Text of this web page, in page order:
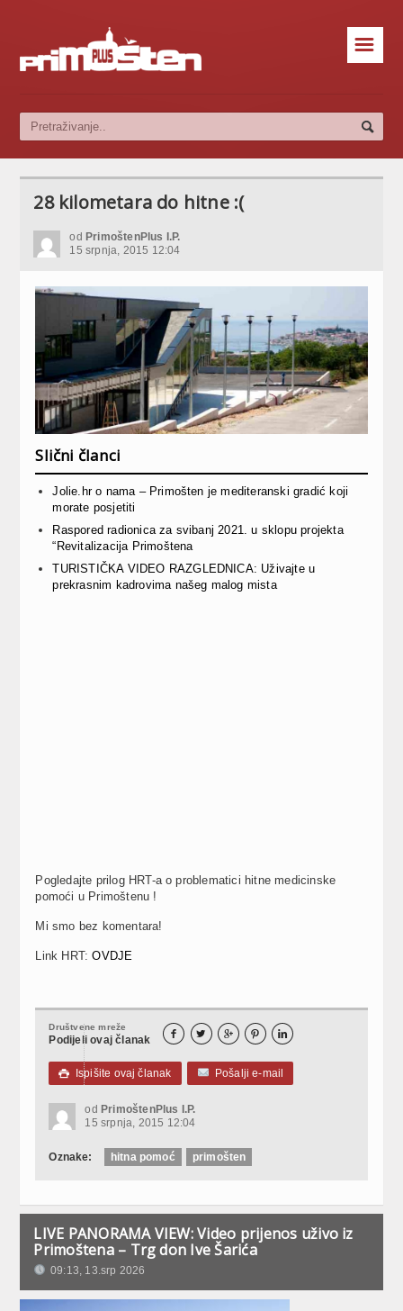
☰
28 kilometara do hitne :(
od PrimoštenPlus I.P.
15 srpnja, 2015 12:04
Slični članci
Jolie.hr o nama – Primošten je mediteranski gradić koji
morate posjetiti
Raspored radionica za svibanj 2021. u sklopu projekta
“Revitalizacija Primoštena
TURISTIČKA VIDEO RAZGLEDNICA: Uživajte u
prekrasnim kadrovima našeg malog mista
Pogledajte prilog HRT-a o problematici hitne medicinske
pomoći u Primoštenu !
Mi smo bez komentara!
Link HRT: OVDJE
Društvene mreže
Podijeli ovaj članak     
 Ispišite ovaj članak Pošalji e-mail
od PrimoštenPlus I.P.
15 srpnja, 2015 12:04
Oznake: hitna pomoć primošten
LIVE PANORAMA VIEW: Video prijenos uživo iz
Primoštena – Trg don Ive Šarića
09:13, 13.srp 2026